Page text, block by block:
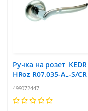
Ручка на розеті KEDR
HRoz R07.035-AL-S/CR
499072447-